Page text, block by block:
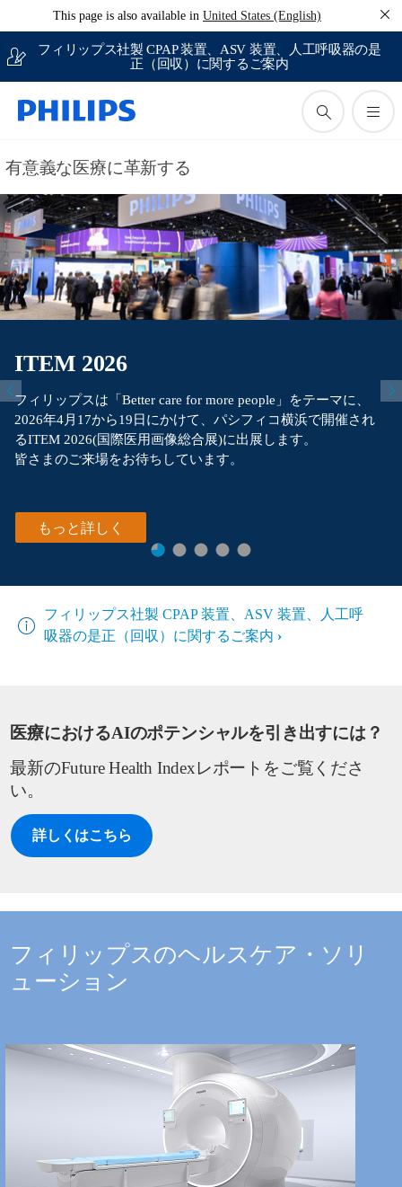
This page is also available in United States (English)
フィリップス社製 CPAP 装置、ASV 装置、人工呼吸器の是
正（回収）に関するご案内
有意義な医療に革新する
ITEM 2026
フィリップスは「Better care for more people」をテーマに、
2026年4月17から19日にかけて、パシフィコ横浜で開催され
るITEM 2026(国際医用画像総合展)に出展します。
皆さまのご来場をお待ちしています。
もっと詳しく
フィリップス社製 CPAP 装置、ASV 装置、人工呼
吸器の是正（回収）に関するご案内
医療におけるAIのポテンシャルを引き出すには？
最新のFuture Health Indexレポートをご覧くださ
い。​
詳しくはこちら
フィリップスのヘルスケア・ソリ
ューション